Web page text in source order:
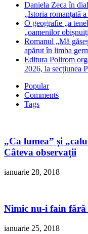
Daniela Zeca în
„Istoria romanțată
O geografie „a
„oamenilor
Romanul „Mă
apărut în limba
Editura Polirom
2026, la secțiunea
Popular
Comments
Tags
„Ca lumea” și
Câteva observații
ianuarie 28, 2018
Nimic nu-i fain fără
ianuarie 25, 2018